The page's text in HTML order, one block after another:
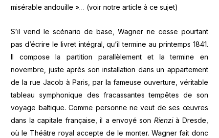
misérable andouille »… (voir notre article à ce sujet)
S’il vend le scénario de base, Wagner ne cesse pourtant
pas d’écrire le livret intégral, qu’il termine au printemps 1841.
Il compose la partition parallèlement et la termine en
novembre, juste après son installation dans un appartement
de la rue Jacob à Paris, par la fameuse ouverture, véritable
tableau symphonique des fracassantes tempêtes de son
voyage baltique. Comme personne ne veut de ses œuvres
dans la capitale française, il a envoyé son Rienzià Dresde,
où le Théâtre royal accepte de le monter. Wagner fait donc